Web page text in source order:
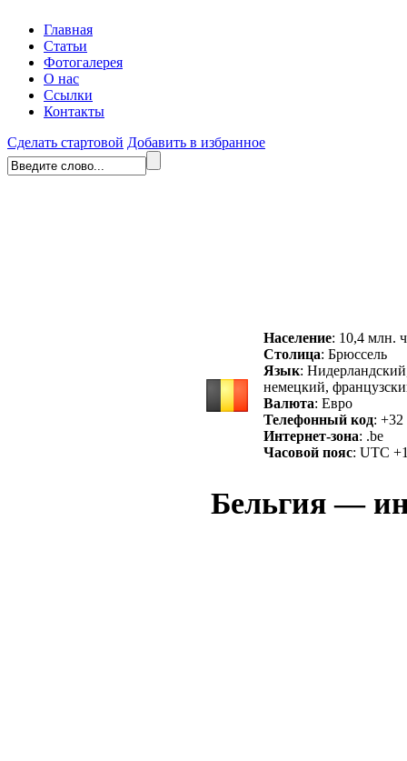
Главная
Статьи
Фотогалерея
О нас
Ссылки
Контакты
Сделать стартовой Добавить в избранное
Население: 10,4 млн.
Столица: Брюссель
Язык:
немецкий,
Валюта: Евро
Телефонный код: +32
Интернет-зона: .be
Часовой пояс: UTC
Бельгия —